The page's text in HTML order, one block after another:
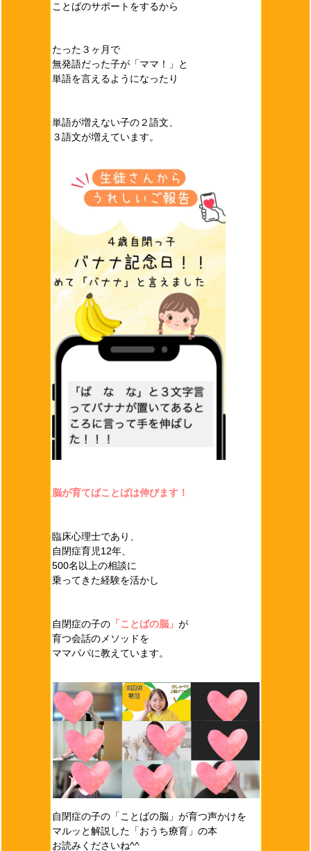
ことばのサポートをするから
たった３ヶ月で
無発語だった子が「ママ！」と
単語を言えるようになったり
単語が増えない子の２語文、
３語文が増えています。
脳が育てばことばは伸びます！
臨床心理士であり、
自閉症育児12年、
500名以上の相談に
乗ってきた経験を活かし
自閉症の子の「ことばの脳」 が
育つ会話のメソッドを
ママパパに教えています。
自閉症の子の「ことばの脳」が育つ声かけを
マルッと解説した「おうち療育」の本
お読みくださいね^^